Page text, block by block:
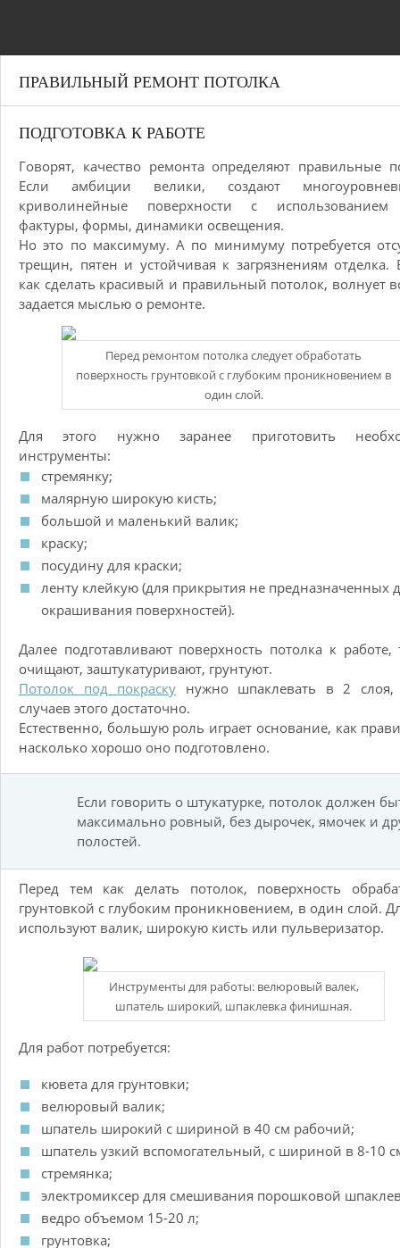
ПРАВИЛЬНЫЙ РЕМОНТ ПОТОЛКА
ПОДГОТОВКА К РАБОТЕ
Говорят, качество ремонта определяют правильные
Если амбиции велики, создают
криволинейные поверхности с использованием
фактуры, формы, динамики освещения.
Но это по максимуму. А по минимуму потребуется
трещин, пятен и устойчивая к загрязнениям отделка.
как сделать красивый и правильный потолок, волнует
задается мыслью о ремонте.
Перед ремонтом потолка следует обработать
поверхность грунтовкой с глубоким проникновением в
один слой.
Для этого нужно заранее приготовить
инструменты:
стремянку;
малярную широкую кисть;
большой и маленький валик;
краску;
посудину для краски;
ленту клейкую (для прикрытия не предназначенных
окрашивания поверхностей).
Далее подготавливают поверхность потолка к работе,
очищают, заштукатуривают, грунтуют.
Потолок под покраску нужно шпаклевать в 2
случаев этого достаточно.
Естественно, большую роль играет основание, как
насколько хорошо оно подготовлено.
Если говорить о штукатурке, потолок должен
максимально ровный, без дырочек, ямочек и
полостей.
Перед тем как делать потолок, поверхность
грунтовкой с глубоким проникновением, в один слой.
используют валик, широкую кисть или пульверизатор.
Инструменты для работы: велюровый валек,
шпатель широкий, шпаклевка финишная.
Для работ потребуется:
кювета для грунтовки;
велюровый валик;
шпатель широкий с шириной в 40 см рабочий;
шпатель узкий вспомогательный, с шириной в 8-10
стремянка;
электромиксер для смешивания порошковой
ведро объемом 15-20 л;
грунтовка;